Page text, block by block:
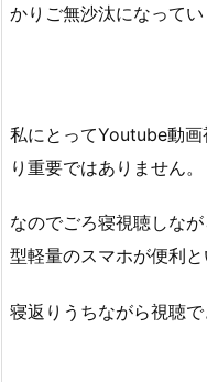
かりご無沙汰になってい
私にとってYoutube動画
り重要ではありません。
なのでごろ寝視聴しな
型軽量のスマホが便利と
寝返りうちながら視聴で